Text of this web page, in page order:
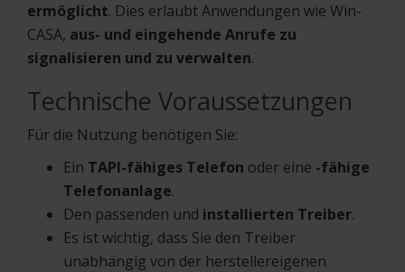
ermöglicht. Dies erlaubt Anwendungen wie Win-
CASA, aus- und eingehende Anrufe zu
signalisieren und zu verwalten.
Technische Voraussetzungen
Für die Nutzung benötigen Sie:
Ein TAPI-fähiges Telefon oder eine -fähige
Telefonanlage.
Den passenden und installierten Treiber.
Es ist wichtig, dass Sie den Treiber
unabhängig von der herstellereigenen